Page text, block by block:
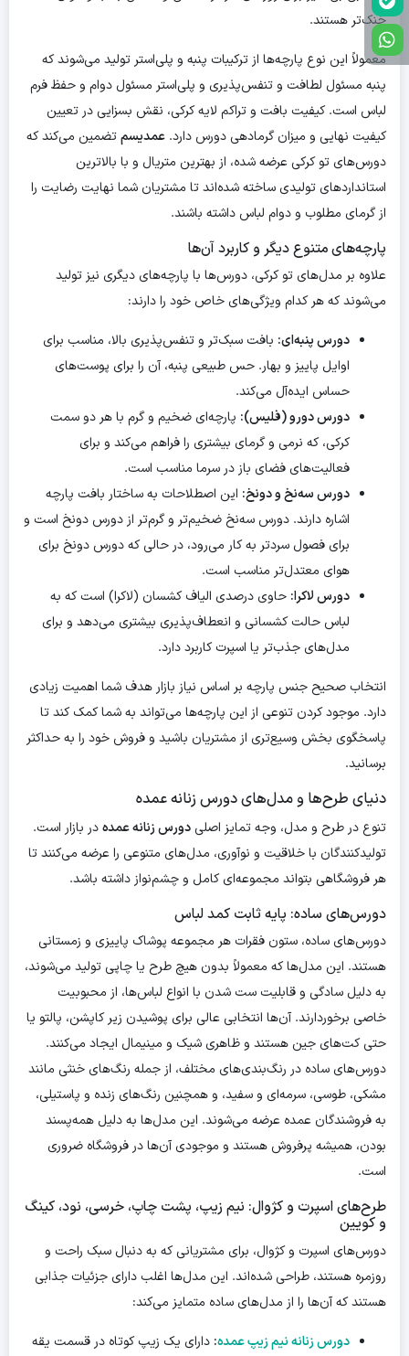
خنک‌تر هستند.
معمولاً این نوع پارچه‌ها از ترکیبات پنبه و پلی‌استر تولید می‌شوند که
پنبه مسئول لطافت و تنفس‌پذیری و پلی‌استر مسئول دوام و حفظ فرم
لباس است. کیفیت بافت و تراکم لایه کرکی، نقش بسزایی در تعیین
کیفیت نهایی و میزان گرمادهی دورس دارد. عمدیسمتضمین می‌کند که
دورس‌های تو کرکی عرضه شده، از بهترین متریال و با بالاترین
استانداردهای تولیدی ساخته شده‌اند تا مشتریان شما نهایت رضایت را
از گرمای مطلوب و دوام لباس داشته باشند.
پارچه‌های متنوع دیگر و کاربرد آن‌ها
علاوه بر مدل‌های تو کرکی، دورس‌ها با پارچه‌های دیگری نیز تولید
می‌شوند که هر کدام ویژگی‌های خاص خود را دارند:
دورس پنبه‌ای: بافت سبک‌تر و تنفس‌پذیری بالا، مناسب برای
اوایل پاییز و بهار. حس طبیعی پنبه، آن را برای پوست‌های
حساس ایده‌آل می‌کند.
دورس دورو (فلیس): پارچه‌ای ضخیم و گرم با هر دو سمت
کرکی، که نرمی و گرمای بیشتری را فراهم می‌کند و برای
فعالیت‌های فضای باز در سرما مناسب است.
دورس سه‌نخ و دونخ: این اصطلاحات به ساختار بافت پارچه
اشاره دارند. دورس سه‌نخ ضخیم‌تر و گرم‌تر از دورس دونخ است و
برای فصول سردتر به کار می‌رود، در حالی که دورس دونخ برای
هوای معتدل‌تر مناسب است.
دورس لاکرا: حاوی درصدی الیاف کشسان (لاکرا) است که به
لباس حالت کشسانی و انعطاف‌پذیری بیشتری می‌دهد و برای
مدل‌های جذب‌تر یا اسپرت کاربرد دارد.
انتخاب صحیح جنس پارچه بر اساس نیاز بازار هدف شما اهمیت زیادی
دارد. موجود کردن تنوعی از این پارچه‌ها می‌تواند به شما کمک کند تا
پاسخگوی بخش وسیع‌تری از مشتریان باشید و فروش خود را به حداکثر
برسانید.
دنیای طرح‌ها و مدل‌های دورس زنانه عمده
تنوع در طرح و مدل، وجه تمایز اصلی دورس زنانه عمدهدر بازار است.
تولیدکنندگان با خلاقیت و نوآوری، مدل‌های متنوعی را عرضه می‌کنند تا
هر فروشگاهی بتواند مجموعه‌ای کامل و چشم‌نواز داشته باشد.
دورس‌های ساده: پایه ثابت کمد لباس
دورس‌های ساده، ستون فقرات هر مجموعه پوشاک پاییزی و زمستانی
هستند. این مدل‌ها که معمولاً بدون هیچ طرح یا چاپی تولید می‌شوند،
به دلیل سادگی و قابلیت ست شدن با انواع لباس‌ها، از محبوبیت
خاصی برخوردارند. آن‌ها انتخابی عالی برای پوشیدن زیر کاپشن، پالتو یا
حتی کت‌های جین هستند و ظاهری شیک و مینیمال ایجاد می‌کنند.
دورس‌های ساده در رنگ‌بندی‌های مختلف، از جمله رنگ‌های خنثی مانند
مشکی، طوسی، سرمه‌ای و سفید، و همچنین رنگ‌های زنده و پاستیلی،
به فروشندگان عمده عرضه می‌شوند. این مدل‌ها به دلیل همه‌پسند
بودن، همیشه پرفروش هستند و موجودی آن‌ها در فروشگاه ضروری
است.
طرح‌های اسپرت و کژوال: نیم زیپ، پشت چاپ، خرسی، نود، کینگ
و کویین
دورس‌های اسپرت و کژوال، برای مشتریانی که به دنبال سبک راحت و
روزمره هستند، طراحی شده‌اند. این مدل‌ها اغلب دارای جزئیات جذابی
هستند که آن‌ها را از مدل‌های ساده متمایز می‌کند:
دورس زنانه نیم زیپ عمده: دارای یک زیپ کوتاه در قسمت یقه